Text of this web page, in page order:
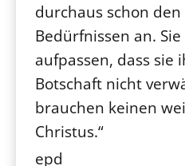
durchaus schon
Bedürfnissen an.
aufpassen, dass sie
Botschaft nicht
brauchen keinen
Christus.“
epd